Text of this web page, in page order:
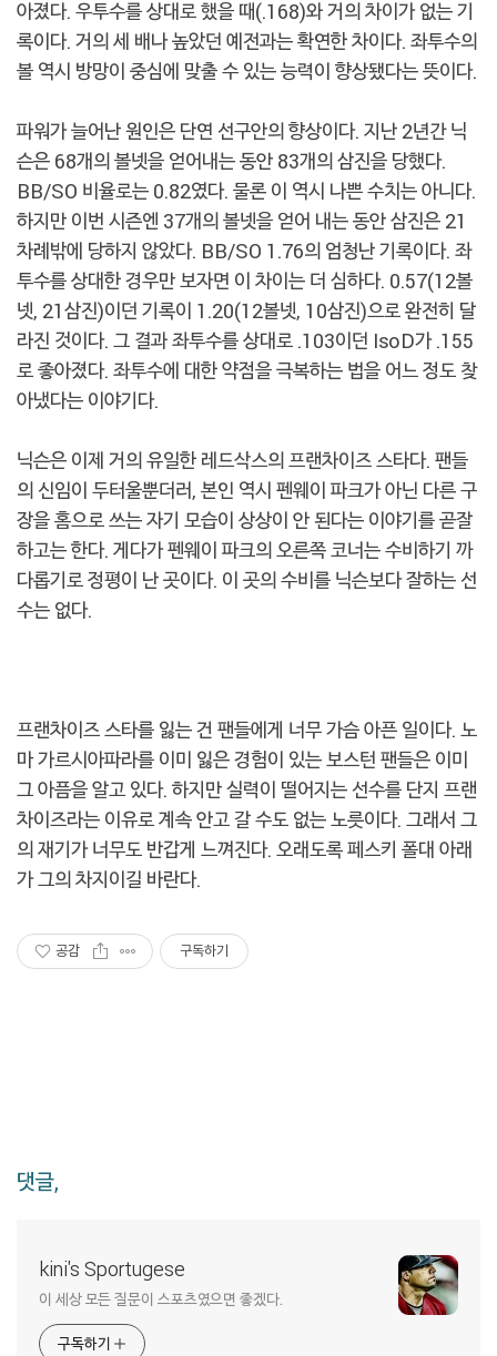
아졌다. 우투수를 상대로 했을 때(.168)와 거의 차이가 없는 기
록이다. 거의 세 배나 높았던 예전과는 확연한 차이다. 좌투수의
볼 역시 방망이 중심에 맞출 수 있는 능력이 향상됐다는 뜻이다.
파워가 늘어난 원인은 단연 선구안의 향상이다. 지난 2년간 닉
슨은 68개의 볼넷을 얻어내는 동안 83개의 삼진을 당했다.
BB/SO 비율로는 0.82였다. 물론 이 역시 나쁜 수치는 아니다.
하지만 이번 시즌엔 37개의 볼넷을 얻어 내는 동안 삼진은 21
차례밖에 당하지 않았다. BB/SO 1.76의 엄청난 기록이다. 좌
투수를 상대한 경우만 보자면 이 차이는 더 심하다. 0.57(12볼
넷, 21삼진)이던 기록이 1.20(12볼넷, 10삼진)으로 완전히 달
라진 것이다. 그 결과 좌투수를 상대로 .103이던 IsoD가 .155
로 좋아졌다. 좌투수에 대한 약점을 극복하는 법을 어느 정도 찾
아냈다는 이야기다.
닉슨은 이제 거의 유일한 레드삭스의 프랜차이즈 스타다. 팬들
의 신임이 두터울뿐더러, 본인 역시 펜웨이 파크가 아닌 다른 구
장을 홈으로 쓰는 자기 모습이 상상이 안 된다는 이야기를 곧잘
하고는 한다. 게다가 펜웨이 파크의 오른쪽 코너는 수비하기 까
다롭기로 정평이 난 곳이다. 이 곳의 수비를 닉슨보다 잘하는 선
수는 없다.
프랜차이즈 스타를 잃는 건 팬들에게 너무 가슴 아픈 일이다. 노
마 가르시아파라를 이미 잃은 경험이 있는 보스턴 팬들은 이미
그 아픔을 알고 있다. 하지만 실력이 떨어지는 선수를 단지 프랜
차이즈라는 이유로 계속 안고 갈 수도 없는 노릇이다. 그래서 그
의 재기가 너무도 반갑게 느껴진다. 오래도록 페스키 폴대 아래
가 그의 차지이길 바란다.
공감 구독하기
댓글,
kini's Sportugese
이 세상 모든 질문이 스포츠였으면 좋겠다.
구독하기